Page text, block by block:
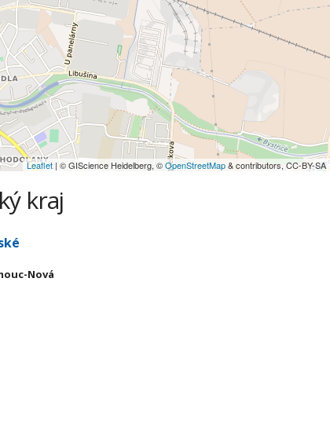
Leaflet | © GIScience Heidelberg, ©OpenStreetMap& contributors, CC-BY-SA
kraj
Nová